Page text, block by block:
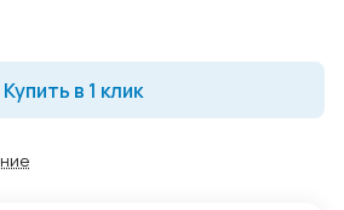
Купить в 1 клик